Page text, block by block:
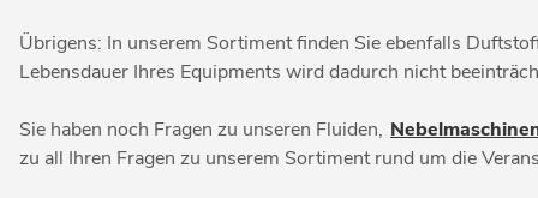
Übrigens: In unserem Sortiment finden Sie ebenfalls
Lebensdauer Ihres Equipments wird dadurch nicht
Sie haben noch Fragen zu unseren Fluiden,
zu all Ihren Fragen zu unserem Sortiment rund um die